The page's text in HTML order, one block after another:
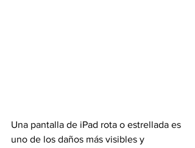
Una pantalla de iPad rota o estrellada es
uno de los daños más visibles y